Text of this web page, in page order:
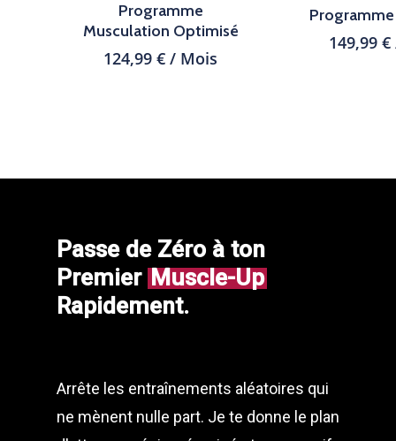
Programme
Musculation Optimisé
124,99 € / Mois
149,99 €
Passe de Zéro à ton
Premier Muscle-Up
Rapidement.
Arrête les entraînements aléatoires qui
ne mènent nulle part. Je te donne le plan